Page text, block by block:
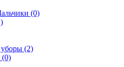
(0)
(2)
(0)